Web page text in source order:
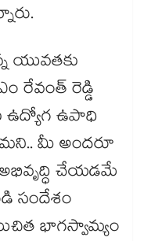
యువతకు
రేవంత్​ రెడ్డి
ఉద్యోగ ఉపాధి
మీ అందరూ
చేయడమే
సందేశం
భాగస్వామ్యం